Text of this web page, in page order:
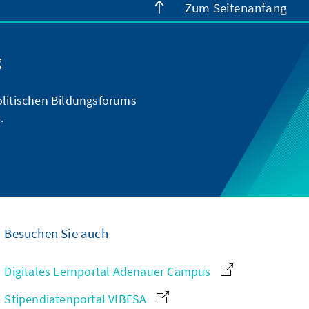
Zum Seitenanfang
Bildungsforums
Besuchen Sie auch
Digitales Lernportal Adenauer Campus
Stipendiatenportal VIBESA